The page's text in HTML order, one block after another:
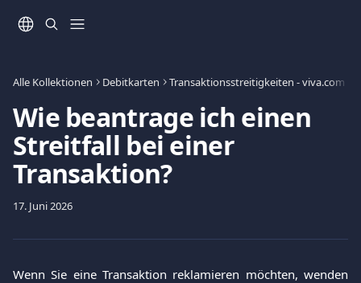
Alle Kollektionen Debitkarten Transaktionsstreitigkeiten - viva.com
Wie beantrage ich einen
Streitfall bei einer
Transaktion?
17. Juni 2026
Wenn Sie eine Transaktion reklamieren möchten, wenden